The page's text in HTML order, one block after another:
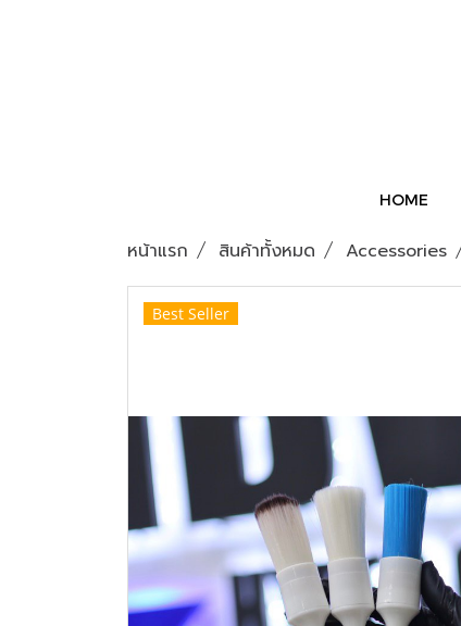
HOME
หน้าแรก สินค้าทั้งหมด Accessories
Best Seller